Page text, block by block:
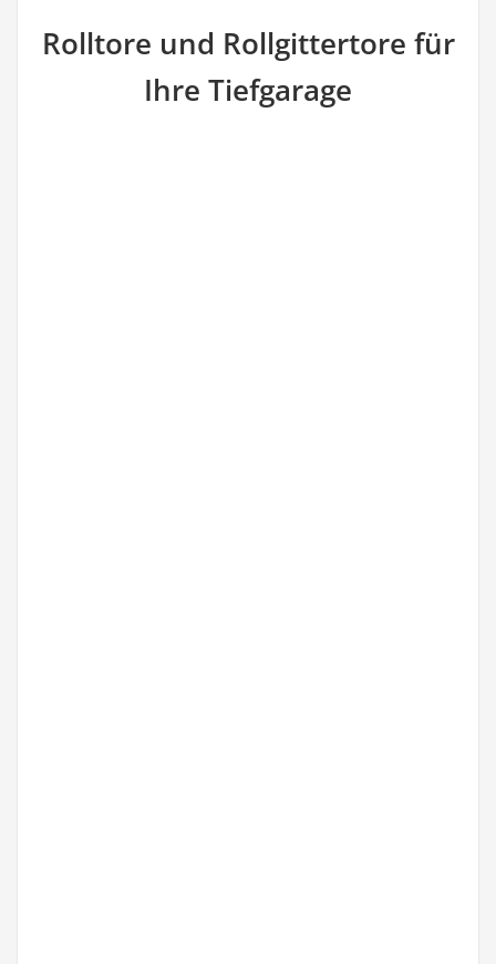
Rolltore und Rollgittertore für
Ihre Tiefgarage